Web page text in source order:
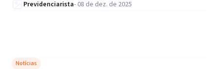
seguir.
Previdenciarista- 08 de dez. de 2025
Notícias